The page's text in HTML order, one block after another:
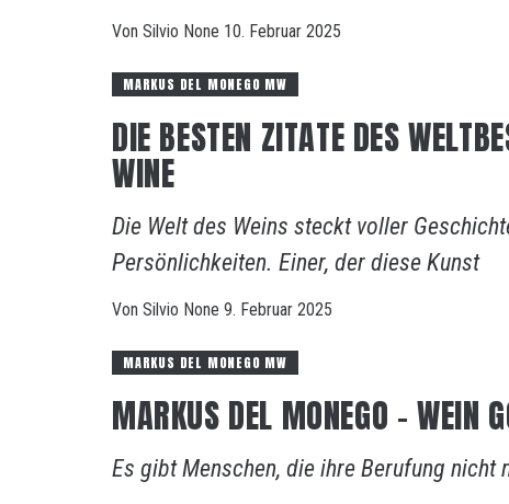
Von Silvio None 10. Februar 2025
MARKUS DEL MONEGO MW
DIE BESTEN ZITATE DES
WINE
Die Welt des Weins steckt voller
Persönlichkeiten. Einer, der diese Kunst
Von Silvio None 9. Februar 2025
MARKUS DEL MONEGO MW
MARKUS DEL MONEGO – WEIN
Es gibt Menschen, die ihre Berufung